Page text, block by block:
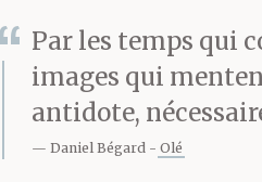
mis la sirène
T’as tourné à
dans la rue
t’as remonté
Par les temps qui
images qui
antidote,
Daniel Bégard Olé